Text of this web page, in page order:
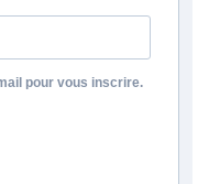
pour vous inscrire.